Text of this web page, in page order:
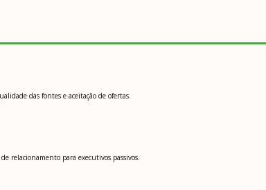
das fontes e aceitação de ofertas.
relacionamento para executivos passivos.